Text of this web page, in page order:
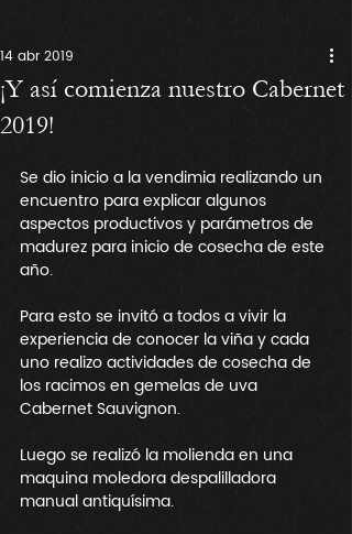
¡Y así comienza nuestro Cabernet
2019!
14 abr 2019
Se dio inicio a la vendimia realizando un
encuentro para explicar algunos
aspectos productivos y parámetros de
madurez para inicio de cosecha de este
año.
Para esto se invitó a todos a vivir la
experiencia de conocer la viña y cada
uno realizo actividades de cosecha de
los racimos en gemelas de uva
Cabernet Sauvignon.
Luego se realizó la molienda en una
maquina moledora despalilladora
manual antiquísima.